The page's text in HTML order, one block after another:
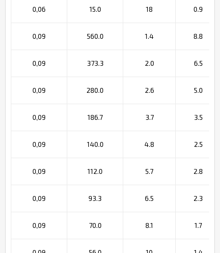
0,06 15.0 18 0.9
0,09 560.0 1.4 8.8
0,09 373.3 2.0 6.5
0,09 280.0 2.6 5.0
0,09 186.7 3.7 3.5
0,09 140.0 4.8 2.5
0,09 112.0 5.7 2.8
0,09 93.3 6.5 2.3
0,09 70.0 8.1 1.7